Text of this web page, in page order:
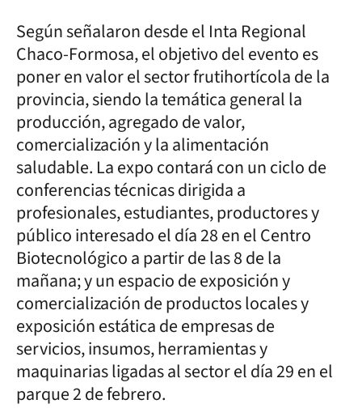
Según señalaron desde el Inta Regional
Chaco-Formosa, el objetivo del evento es
poner en valor el sector frutihortícola de la
provincia, siendo la temática general la
producción, agregado de valor,
comercialización y la alimentación
saludable. La expo contará con un ciclo de
conferencias técnicas dirigida a
profesionales, estudiantes, productores y
público interesado el día 28 en el Centro
Biotecnológico a partir de las 8 de la
mañana; y un espacio de exposición y
comercialización de productos locales y
exposición estática de empresas de
servicios, insumos, herramientas y
maquinarias ligadas al sector el día 29 en el
parque 2 de febrero.